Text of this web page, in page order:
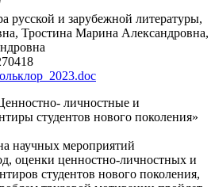
русской и зарубежной литературы,
Тростина Марина Александровна,
личностные и
студентов нового поколения»
научных мероприятий
оценки ценностно-личностных и
студентов нового поколения,